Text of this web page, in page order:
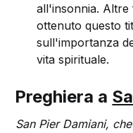
all'insonnia.
ottenuto questo
sull'importanza
vita spirituale.
Preghiera a
San Pier Damiani,